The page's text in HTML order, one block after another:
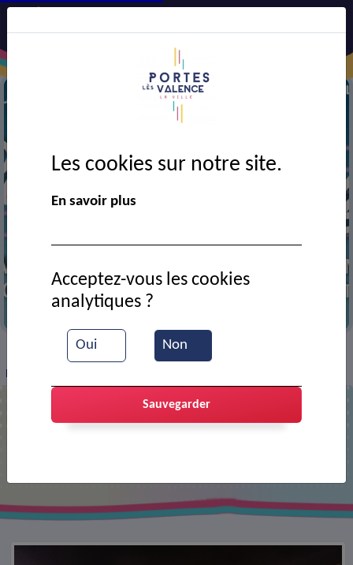
VIE MUNICIPALE > Ressources documentaires
Fête de la musique 2024
Les cookies sur notre site.
En savoir plus
Oui Non
Acceptez-vous les cookies
analytiques ?
Sauvegarder